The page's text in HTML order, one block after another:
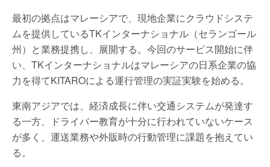
最初の拠点はマレーシアで、現地企業にクラウドシステ
ムを提供しているTKインターナショナル（セランゴール
州）と業務提携し、展開する。今回のサービス開始に伴
い、TKインターナショナルはマレーシアの日系企業の協
力を得てKITAROによる運行管理の実証実験を始める。
東南アジアでは、経済成長に伴い交通システムが発達す
る一方、ドライバー教育が十分に行われていないケース
が多く、運送業務や外販時の行動管理に課題を抱えてい
る。